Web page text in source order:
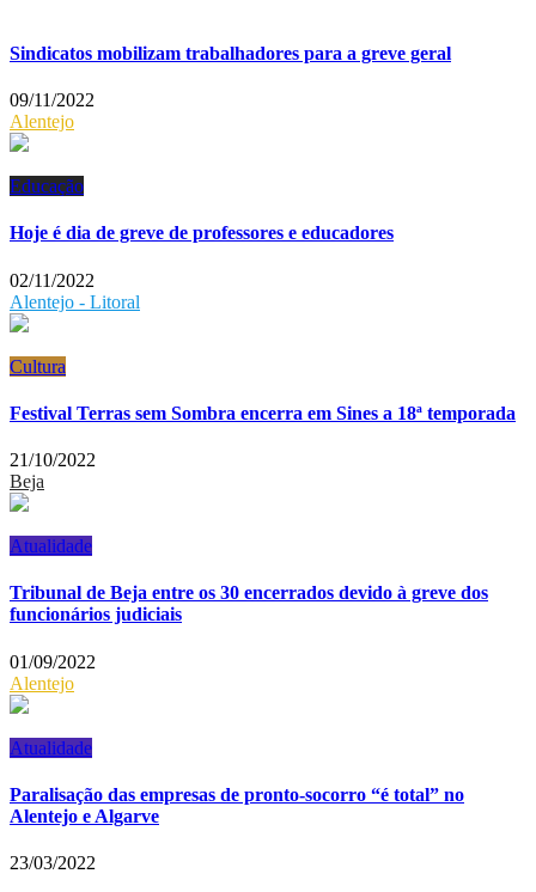
Sindicatos mobilizam trabalhadores para a greve geral
09/11/2022
Alentejo
Educação
Hoje é dia de greve de professores e educadores
02/11/2022
Alentejo - Litoral
Cultura
Festival Terras sem Sombra encerra em Sines a 18ª temporada
21/10/2022
Beja
Atualidade
Tribunal de Beja entre os 30 encerrados devido à greve dos
funcionários judiciais
01/09/2022
Alentejo
Atualidade
Paralisação das empresas de pronto-socorro “é total” no
Alentejo e Algarve
23/03/2022